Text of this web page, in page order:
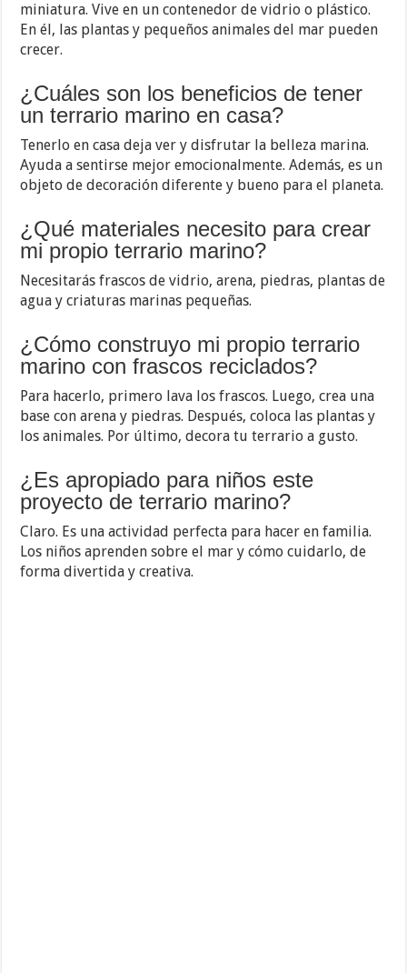
miniatura. Vive en un contenedor de vidrio o plástico.
En él, las plantas y pequeños animales del mar pueden
crecer.
¿Cuáles son los beneficios de tener
un terrario marino en casa?
Tenerlo en casa deja ver y disfrutar la belleza marina.
Ayuda a sentirse mejor emocionalmente. Además, es un
objeto de decoración diferente y bueno para el planeta.
¿Qué materiales necesito para crear
mi propio terrario marino?
Necesitarás frascos de vidrio, arena, piedras, plantas de
agua y criaturas marinas pequeñas.
¿Cómo construyo mi propio terrario
marino con frascos reciclados?
Para hacerlo, primero lava los frascos. Luego, crea una
base con arena y piedras. Después, coloca las plantas y
los animales. Por último, decora tu terrario a gusto.
¿Es apropiado para niños este
proyecto de terrario marino?
Claro. Es una actividad perfecta para hacer en familia.
Los niños aprenden sobre el mar y cómo cuidarlo, de
forma divertida y creativa.